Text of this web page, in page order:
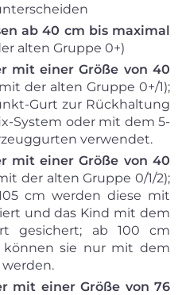
ab 40 cm bis maximal
alten Gruppe 0+)
mit einer Größe von 40
der alten Gruppe 0+/1);
Gurt zur Rückhaltung
System oder mit dem 5-
verwendet.
mit einer Größe von 40
der alten Gruppe 0/1/2);
cm werden diese mit
und das Kind mit dem
gesichert; ab 100 cm
können sie nur mit dem
mit einer Größe von 76